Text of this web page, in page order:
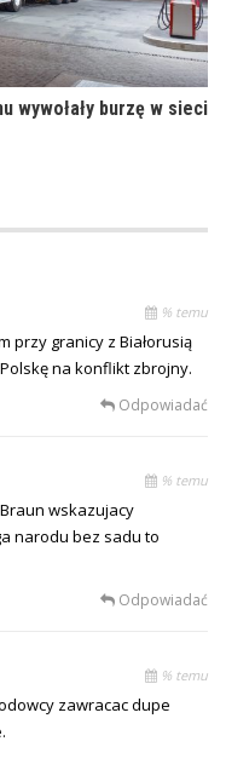
wywołały burzę w sieci
% temu
przy granicy z Białorusią
na konflikt zbrojny.
Odpowiadać
% temu
wskazujacy
narodu bez sadu to
Odpowiadać
% temu
zawracac dupe